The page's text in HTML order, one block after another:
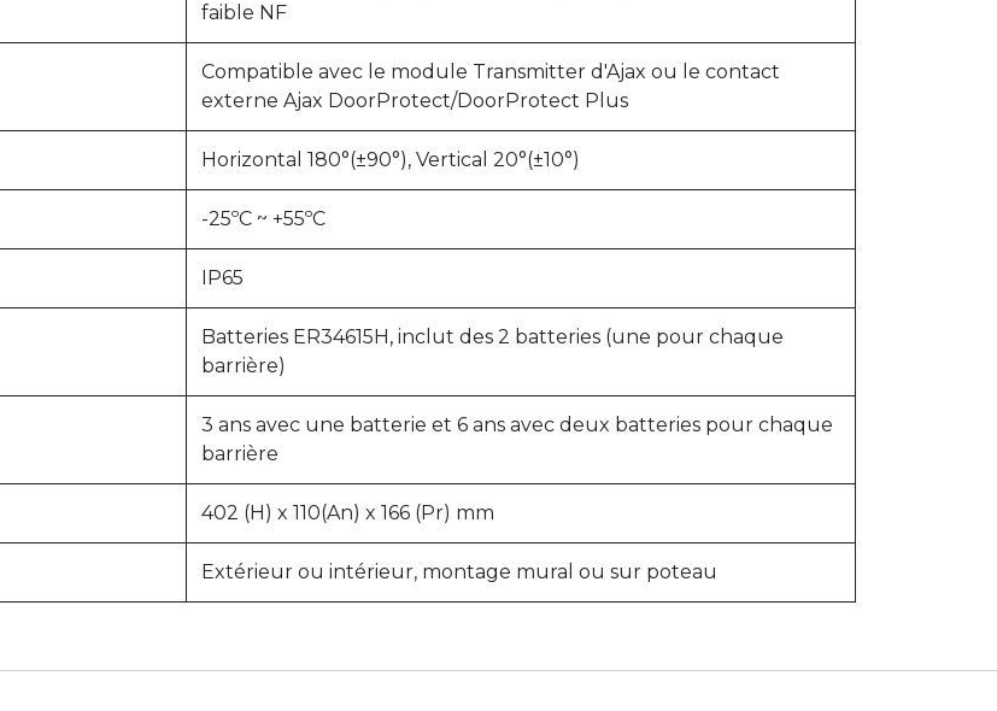
faible NF
Compatible avec le module Transmitter d'Ajax ou le contact
externe Ajax DoorProtect/DoorProtect Plus
Horizontal 180°(±90°), Vertical 20°(±10°)
-25ºC ~ +55ºC
IP65
Batteries ER34615H, inclut des 2 batteries (une pour chaque
barrière)
3 ans avec une batterie et 6 ans avec deux batteries pour chaque
barrière
402 (H) x 110(An) x 166 (Pr) mm
Extérieur ou intérieur, montage mural ou sur poteau